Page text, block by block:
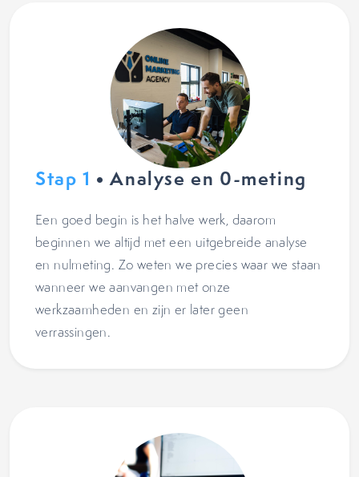
Stap 1 • Analyse en 0-meting
Een goed begin is het halve werk, daarom
beginnen we altijd met een uitgebreide analyse
en nulmeting. Zo weten we precies waar we staan
wanneer we aanvangen met onze
werkzaamheden en zijn er later geen
verrassingen.